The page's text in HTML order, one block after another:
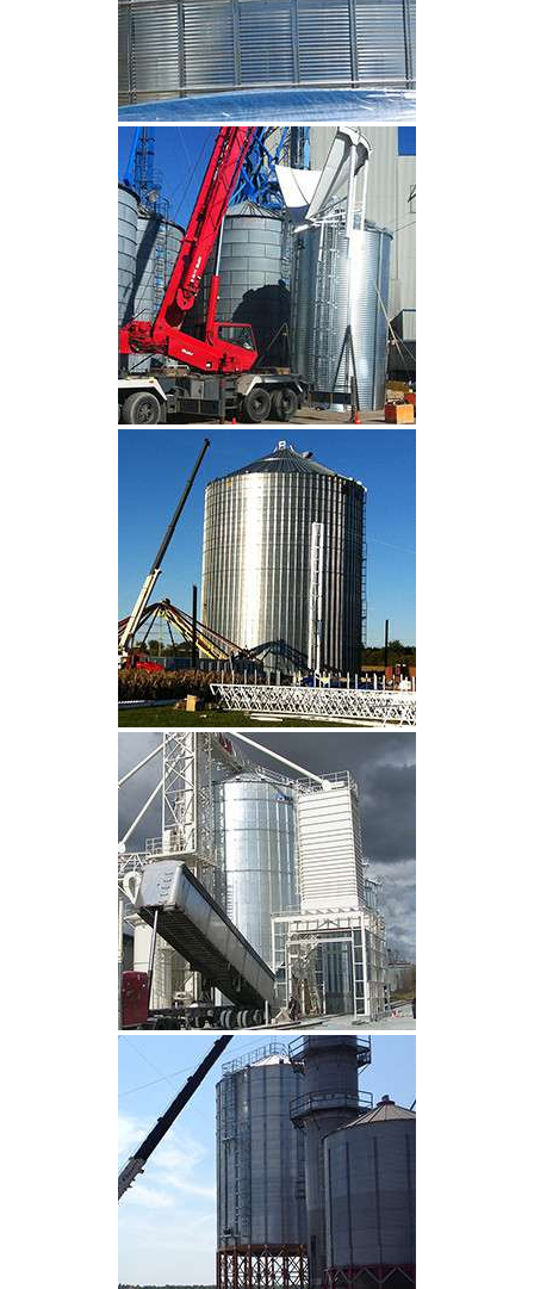
CLIQUEZ POUR AGRANDIR
CLIQUEZ POUR AGRANDIR
CLIQUEZ POUR AGRANDIR
CLIQUEZ POUR AGRANDIR